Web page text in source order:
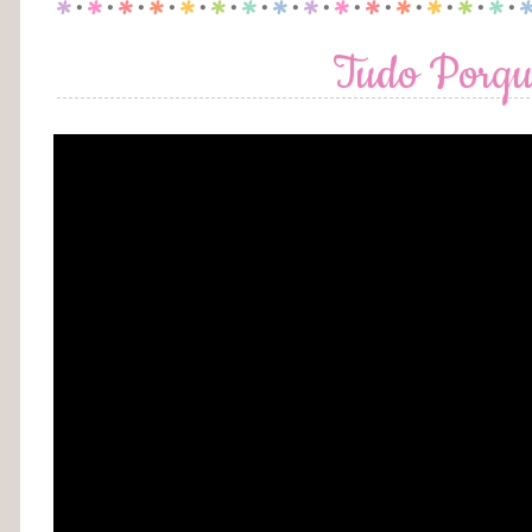
p . p . p . p . p . p . p . p . p . p . p . p . p . p . p .
Tudo